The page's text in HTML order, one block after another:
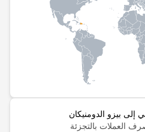
بيزو الدومنيكان
العملات بالتجزئة